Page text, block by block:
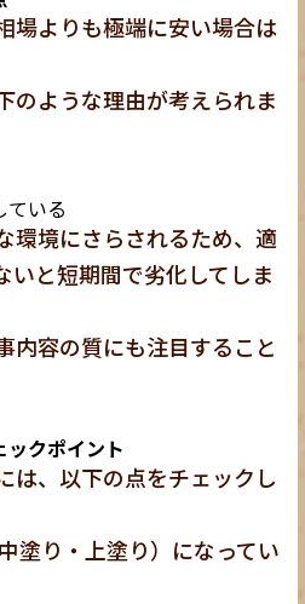
場よりも極端に安い場合は
のような理由が考えられま
ている
環境にさらされるため、適
いと短期間で劣化してしま
内容の質にも注目すること
クポイント
は、以下の点をチェックし
塗り・上塗り）になってい